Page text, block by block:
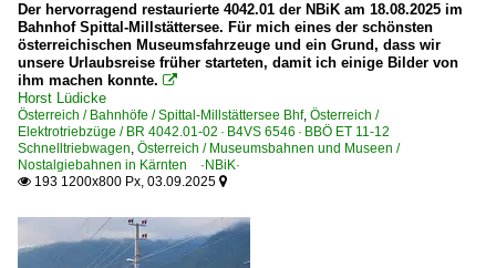
Der hervorragend restaurierte 4042.01 der NBiK am 18.08.2025 im
Bahnhof Spittal-Millstättersee. Für mich eines der schönsten
österreichischen Museumsfahrzeuge und ein Grund, dass wir
unsere Urlaubsreise früher starteten, damit ich einige Bilder von
ihm machen konnte. 
Horst Lüdicke
Österreich / Bahnhöfe / Spittal-Millstättersee Bhf, Österreich /
Elektrotriebzüge / BR 4042.01-02 · B4VS 6546 · BBÖ ET 11-12
Schnelltriebwagen, Österreich / Museumsbahnen und Museen /
Nostalgiebahnen in Kärnten ·NBiK·
 193 1200x800 Px, 03.09.2025 